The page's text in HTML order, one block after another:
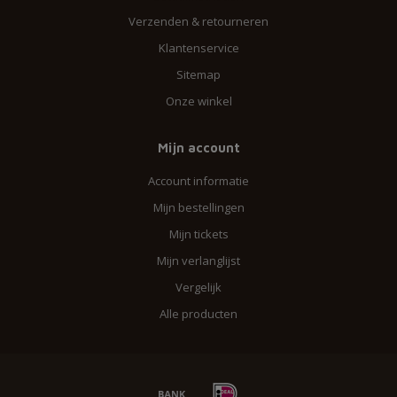
Verzenden & retourneren
Klantenservice
Sitemap
Onze winkel
Mijn account
Account informatie
Mijn bestellingen
Mijn tickets
Mijn verlanglijst
Vergelijk
Alle producten